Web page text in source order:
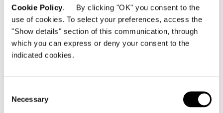
Cookie Policy. By clicking "OK" you consent to the
use of cookies. To select your preferences, access the
"Show details" section of this communication, through
which you can express or deny your consent to the
indicated cookies.
Selection
Necessary